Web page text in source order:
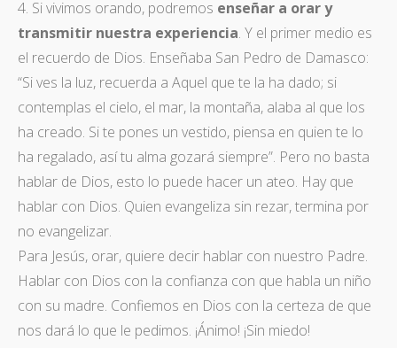
4. Si vivimos orando, podremos enseñar a orar y
transmitir nuestra experiencia. Y el primer medio es
el recuerdo de Dios. Enseñaba San Pedro de Damasco:
“Si ves la luz, recuerda a Aquel que te la ha dado; si
contemplas el cielo, el mar, la montaña, alaba al que los
ha creado. Si te pones un vestido, piensa en quien te lo
ha regalado, así tu alma gozará siempre”. Pero no basta
hablar de Dios, esto lo puede hacer un ateo. Hay que
hablar con Dios. Quien evangeliza sin rezar, termina por
no evangelizar.
Para Jesús, orar, quiere decir hablar con nuestro Padre.
Hablar con Dios con la confianza con que habla un niño
con su madre. Confiemos en Dios con la certeza de que
nos dará lo que le pedimos. ¡Ánimo! ¡Sin miedo!